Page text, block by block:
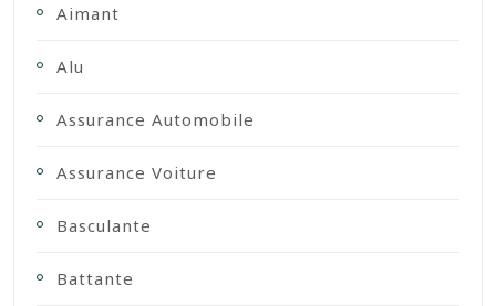
Aimant
Alu
Assurance Automobile
Assurance Voiture
Basculante
Battante